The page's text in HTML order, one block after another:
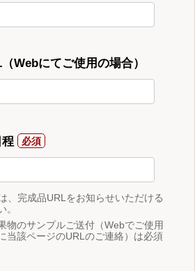
Webにてご使用の場合）
、完成品URLをお知らせいただける
。
物のサンプルご送付（Webでご使用
当該ページのURLのご連絡）は必須